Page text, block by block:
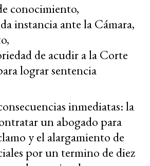
conocimiento,
instancia ante la Cámara,
de acudir a la Corte
lograr sentencia
inmediatas: la
un abogado para
y el alargamiento de
por un termino de diez